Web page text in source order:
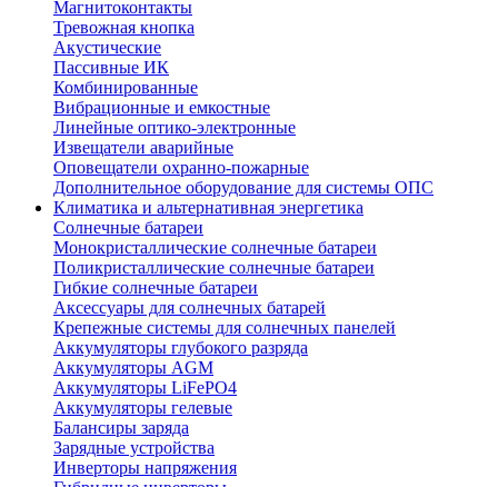
Магнитоконтакты
Тревожная кнопка
Акустические
Пассивные ИК
Комбинированные
Вибрационные и емкостные
Линейные оптико-электронные
Извещатели аварийные
Оповещатели охранно-пожарные
Дополнительное оборудование для системы ОПС
Климатика и альтернативная энергетика
Солнечные батареи
Монокристаллические солнечные батареи
Поликристаллические солнечные батареи
Гибкие солнечные батареи
Аксессуары для солнечных батарей
Крепежные системы для солнечных панелей
Аккумуляторы глубокого разряда
Аккумуляторы AGM
Аккумуляторы LiFePO4
Аккумуляторы гелевые
Балансиры заряда
Зарядные устройства
Инверторы напряжения